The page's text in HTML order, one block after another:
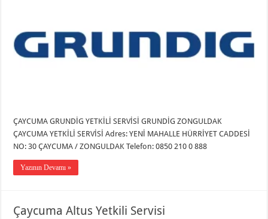
ÇAYCUMA GRUNDİG YETKİLİ SERVİSİ GRUNDİG ZONGULDAK
ÇAYCUMA YETKİLİ SERVİSİ Adres: YENİ MAHALLE HÜRRİYET CADDESİ
NO: 30 ÇAYCUMA / ZONGULDAK Telefon: 0850 210 0 888
Yazının Devamı »
Çaycuma Altus Yetkili Servisi